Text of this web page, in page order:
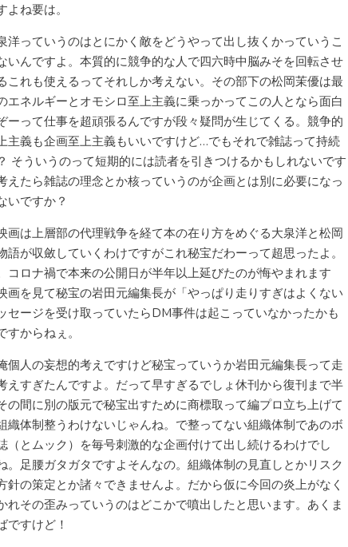
ね要は。
洋っていうのはとにかく敵をどうやって出し抜くかっていうこ
いんですよ。本質的に競争的な人で四六時中脳みそを回転させ
これも使えるってそれしか考えない。その部下の松岡茉優は最
エネルギーとオモシロ至上主義に乗っかってこの人となら面白
ーって仕事を超頑張るんですが段々疑問が生じてくる。競争的
主義も企画至上主義もいいですけど…でもそれで雑誌って持続
そういうのって短期的には読者を引きつけるかもしれないです
えたら雑誌の理念とか核っていうのが企画とは別に必要になっ
いですか？
画は上層部の代理戦争を経て本の在り方をめぐる大泉洋と松岡
語が収斂していくわけですがこれ秘宝だわーって超思ったよ。
コロナ禍で本来の公開日が半年以上延びたのが悔やまれます
画を見て秘宝の岩田元編集長が「やっぱり走りすぎはよくない
セージを受け取っていたらDM事件は起こっていなかったかも
すからねぇ。
個人の妄想的考えですけど秘宝っていうか岩田元編集長って走
えすぎたんですよ。だって早すぎるでしょ休刊から復刊まで半
の間に別の版元で秘宝出すために商標取って編プロ立ち上げて
織体制整うわけないじゃんね。で整ってない組織体制であのボ
（とムック）を毎号刺激的な企画付けて出し続けるわけでし
。足腰ガタガタですよそんなの。組織体制の見直しとかリスク
針の策定とか諸々できませんよ。だから仮に今回の炎上がなく
れその歪みっていうのはどこかで噴出したと思います。あくま
ですけど！